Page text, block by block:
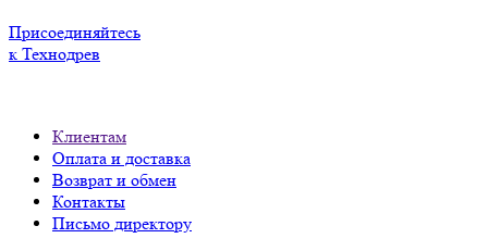
Присоединяйтесь
к Технодрев
Клиентам
Оплата и доставка
Возврат и обмен
Контакты
Письмо директору